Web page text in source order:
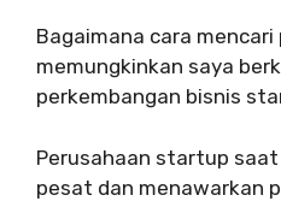
Bagaimana cara
memungkinkan saya
perkembangan bisnis
Perusahaan startup
pesat dan menawarkan